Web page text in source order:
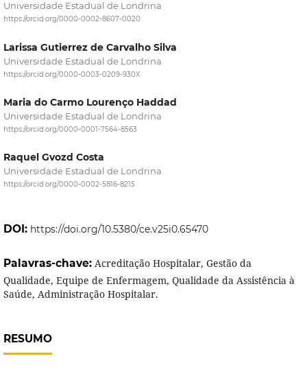
Universidade Estadual de Londrina
https://orcid.org/0000-0002-8607-0020
Larissa Gutierrez de Carvalho Silva
Universidade Estadual de Londrina
https://orcid.org/0000-0003-0209-930X
Maria do Carmo Lourenço Haddad
Universidade Estadual de Londrina
https://orcid.org/0000-0001-7564-8563
Raquel Gvozd Costa
Universidade Estadual de Londrina
https://orcid.org/0000-0002-5816-8215
DOI: https://doi.org/10.5380/ce.v25i0.65470
Palavras-chave: Acreditação Hospitalar, Gestão da
Qualidade, Equipe de Enfermagem, Qualidade da Assistência à
Saúde, Administração Hospitalar.
RESUMO